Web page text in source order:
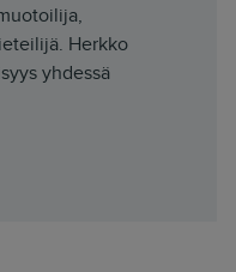
Herkko
yhdessä